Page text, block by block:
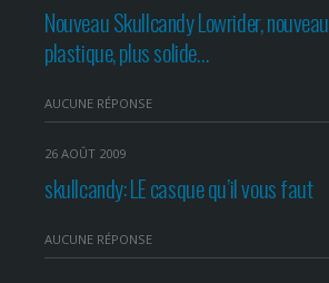
Nouveau Skullcandy Lowrider, nouveau
plastique, plus solide…
AUCUNE RÉPONSE
26 AOÛT 2009
skullcandy: LE casque qu’il vous faut
AUCUNE RÉPONSE